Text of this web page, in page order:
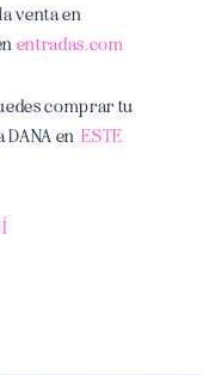
venta en
entradas.com
comprar tu
DANA enESTE